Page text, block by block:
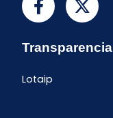
Transparencia
Lotaip